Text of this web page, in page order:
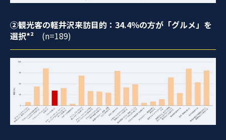
②観光客の軽井沢来訪目的：34.4％の方が「グルメ」を
選択*² (n=189)